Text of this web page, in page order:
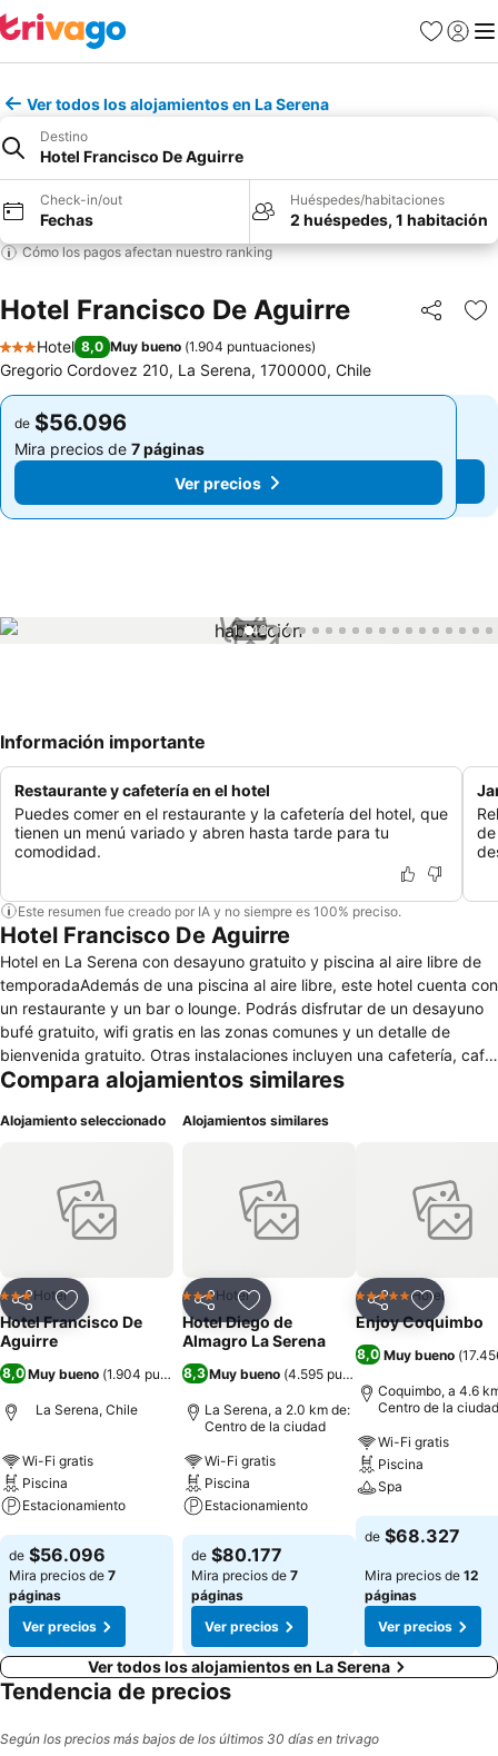
Favoritos
Iniciar
Ver todos los alojamientos en La Serena
Destino
Hotel Francisco De Aguirre
Check-in/out
Fechas
Huéspedes/habitaciones
2 huéspedes, 1 habitación
Cómo los pagos afectan nuestro ranking
Hotel Francisco De Aguirre Compartir
3 Estrellas
Hotel 8,0 Muy bueno (1.904 puntuaciones)
Gregorio Cordovez 210, La Serena, 1700000, Chile
de $56.096
Mira precios de 7 páginas
Ver precios
de $56.096
Mira precios de 7 páginas
Ver precios
1 / 48
Información importante
Restaurante y cafetería en el hotel
Puedes comer en el restaurante y la cafetería del hotel, que
tienen un menú variado y abren hasta tarde para tu
comodidad.
Este resumen fue creado por IA y no siempre es 100% preciso.
Hotel Francisco De Aguirre
Hotel en La Serena con desayuno gratuito y piscina al aire libre de
temporadaAdemás de una piscina al aire libre, este hotel cuenta con
un restaurante y un bar o lounge. Podrás disfrutar de un desayuno
bufé gratuito, wifi gratis en las zonas comunes y un detalle de
bienvenida gratuito. Otras instalaciones incluyen una cafetería, café
o té en las zonas comunes y una piscina de temporada. Hotel
secador de pelo. Los huéspedes pueden navegar por la web
servicio de limpieza todos los días. Los servicios de ocio y
esparcimiento en este hotel incluyen una piscina al aire libre.
Compara alojamientos similares
Alojamiento seleccionado
CompartirAgregar a favoritos
3 Estrellas
Hotel
Hotel Francisco De
Aguirre
8,0 Muy bueno (1.904 puntuaciones)
La Serena, Chile
Wi-Fi gratis
Piscina
Estacionamiento
Ver precios
de $56.096
Mira precios de 7
páginas
Ver precios
Alojamientos similares
CompartirAgregar a favoritos
3 Estrellas
Hotel
Hotel Diego de
Almagro La Serena
8,3 Muy bueno (4.595 puntuaciones
La Serena, a 2.0 km de:
Centro de la ciudad
Wi-Fi gratis
Piscina
Estacionamiento
Ver precios
de $80.177
Mira precios de 7
páginas
Ver precios
CompartirAgregar
5 EstrellasHotel
Enjoy Coquimbo
8,0 Muy bueno (
Coquimbo, a 4.6
Centro de la ciudad
Wi-Fi gratis
Piscina
Spa
Ver precios
de $68.327
Mira precios de 12
páginas
Ver precios
Ver todos los alojamientos en La Serena
Tendencia de precios
Según los precios más bajos de los últimos 30 días en trivago